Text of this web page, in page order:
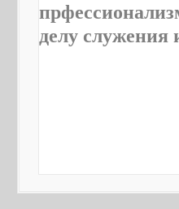
делу служения